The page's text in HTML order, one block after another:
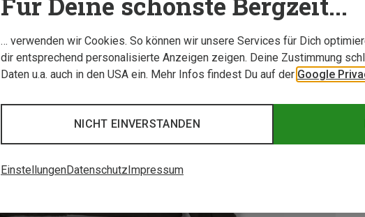
… verwenden wir Cookies. So können wir unsere Services für Dich
dir entsprechend personalisierte Anzeigen zeigen. Deine Zustimmung
Daten u.a. auch in den USA ein. Mehr Infos findest Du auf der Google
NICHT EINVERSTANDEN
EinstellungenDatenschutzImpressum